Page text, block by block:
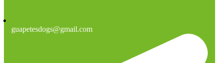
guapetesdogs@gmail.com